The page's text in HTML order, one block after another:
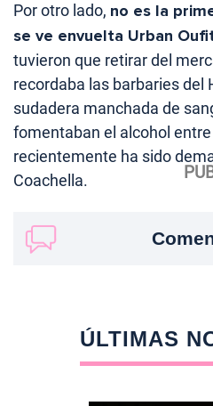
Por otro lado, no es la
se ve envuelta Urban
tuvieron que retirar del
recordaba las barbaries del
sudadera manchada de
fomentaban el alcohol
recientemente ha sido
Coachella.
ÚLTIMAS